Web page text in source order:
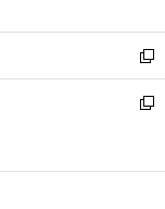
開
く
ウ
で
開
く
ン
ド
ウ
で
ウ
ィ
ン
ド
開
新
し
い
ン
新
ウ